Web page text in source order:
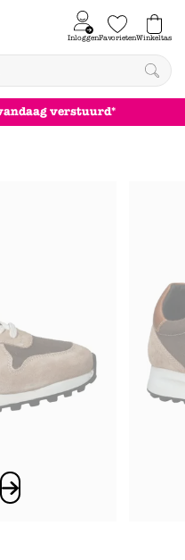
InloggenFavorietenWinkeltas
0
Achteraf betalen